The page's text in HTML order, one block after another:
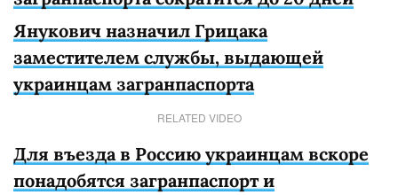
Янукович назначил Грицака
заместителем службы, выдающей
украинцам загранпаспорта
RELATED VIDEO
Для въезда в Россию украинцам вскоре
понадобятся загранпаспорт и